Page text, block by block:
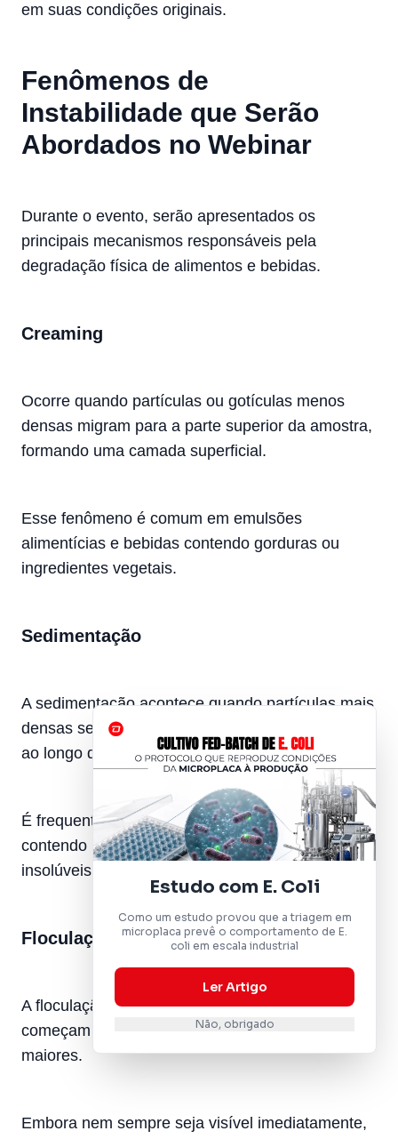
Estudo com E. Coli
Como um estudo provou que a triagem em
microplaca prevê o comportamento de E.
coli em escala industrial
Ler Artigo
Não, obrigado
em suas condições originais.
Fenômenos de
Instabilidade que Serão
Abordados no Webinar
Durante o evento, serão apresentados os
principais mecanismos responsáveis pela
degradação física de alimentos e bebidas.
Creaming
Ocorre quando partículas ou gotículas menos
densas migram para a parte superior da amostra,
formando uma camada superficial.
Esse fenômeno é comum em emulsões
alimentícias e bebidas contendo gorduras ou
ingredientes vegetais.
Sedimentação
A sedimentação acontece quando partículas mais
densas se deslocam para o fundo da embalagem
ao longo do tempo.
É frequentemente observada em bebidas
contendo proteínas, fibras ou ingredientes
insolúveis.
Floculação
A floculação ocorre quando partículas individuais
começam a se agrupar, formando agregados
maiores.
Embora nem sempre seja visível imediatamente,